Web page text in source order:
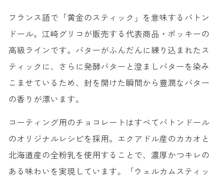
フランス語で「黄金のスティック」を意味するバトン
ドール。江崎グリコが販売する代表商品・ポッキーの
高級ラインです。バターがふんだんに練り込まれたス
ティックに、さらに発酵バターと澄ましバターを染み
こませているため、封を開けた瞬間から豊潤なバター
の香りが漂います。
コーティング用のチョコレートはすべてバトンドール
のオリジナルレシピを採用。エクアドル産のカカオと
北海道産の全粉乳を使用することで、濃厚かつキレの
ある味わいを実現しています。「ウェルカムスティッ